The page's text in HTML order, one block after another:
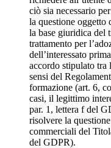
ciò sia necessario
la questione oggetto
la base giuridica del
trattamento per
dell’interessato
accordo stipulato tra
sensi del
formazione (art. 6,
casi, il legittimo
par. 1, lettera f del
risolvere la
commerciali del
del GDPR).